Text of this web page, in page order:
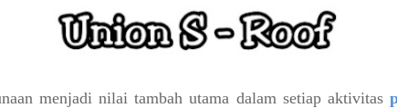
menjadi nilai tambah utama dalam setiap aktivitas